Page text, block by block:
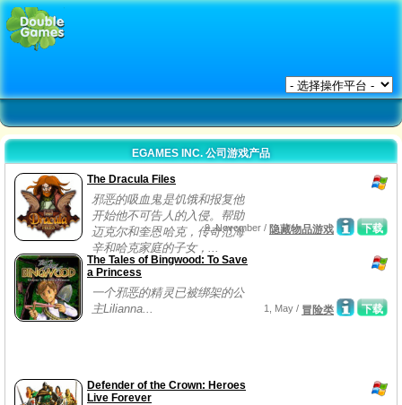
EGAMES INC. 公司游戏产品
The Dracula Files
邪恶的吸血鬼是饥饿和报复他
开始他不可告人的入侵。帮助
迈克尔和奎恩哈克，传奇范海
辛和哈克家庭的子女，...
下载
9, November / 隐藏物品游戏
The Tales of Bingwood: To Save
a Princess
一个邪恶的精灵已被绑架的公
主Lilianna...
下载
1, May / 冒险类
Defender of the Crown: Heroes
Live Forever